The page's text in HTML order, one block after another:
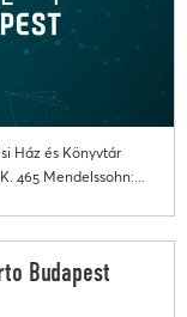
Ház és Könyvtár
465 Mendelssohn:...
Budapest